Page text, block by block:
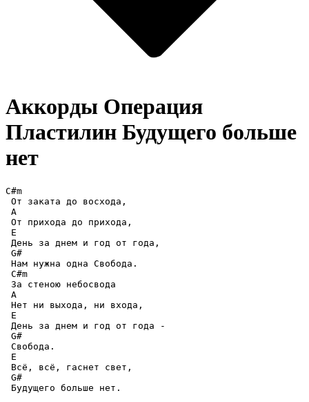
Аккорды Операция
Пластилин Будущего больше
нет
C#m
От заката до восхода,
A
От прихода до прихода,
E
День за днем и год от года,
G#
Нам нужна одна Свобода.
C#m
За стеною небосвода
A
Нет ни выхода, ни входа,
E
День за днем и год от года -
G#
Свобода.
E
Всё, всё, гаснет свет,
G#
Будущего больше нет.